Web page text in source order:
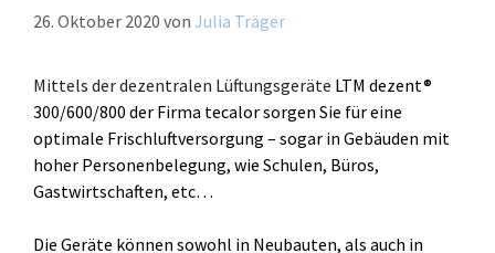
26. Oktober 2020 von Julia Träger
Mittels der dezentralen Lüftungsgeräte LTM dezent®
300/600/800 der Firma tecalor sorgen Sie für eine
optimale Frischluftversorgung – sogar in Gebäuden mit
hoher Personenbelegung, wie Schulen, Büros,
Gastwirtschaften, etc…
Die Geräte können sowohl in Neubauten, als auch in